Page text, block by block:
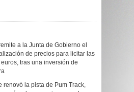
a la Junta de Gobierno el
de precios para licitar las
tras una inversión de
renovó la pista de Pum Track,